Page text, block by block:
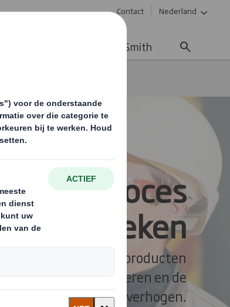
Contact Nederland
Werken bij DS Smith
proces
moet kwaliteitsproducten
optimaliseren en de
efficiëntie verhogen.